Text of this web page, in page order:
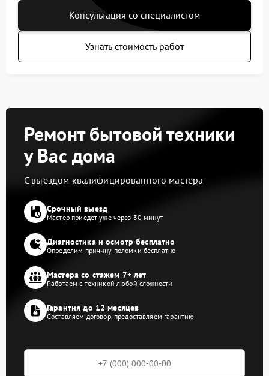
Консультация со специалистом
Узнать стоимость работ
Ремонт бытовой техники
у Вас дома
С выездом квалифицированного мастера
Срочный выезд
Мастер приедет уже через 30 минут
Диагностика и осмотр бесплатно
Определим причину поломки бесплатно
Мастера со стажем 7+ лет
Работаем с техникой любой сложности
Гарантия до 12 месяцев
Составляем договор, предоставляем гарантию